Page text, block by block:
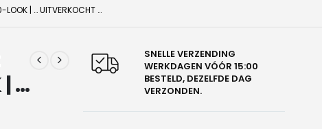
LOOK | … UITVERKOCHT …
| …
SNELLE VERZENDING
WERKDAGEN VÓÓR 15:00
BESTELD, DEZELFDE DAG
VERZONDEN.